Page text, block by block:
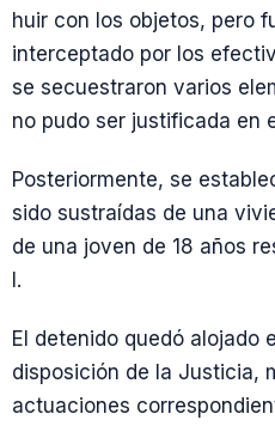
huir con los objetos, pero
interceptado por los
se secuestraron varios
no pudo ser justificada en
Posteriormente, se
sido sustraídas de una
de una joven de 18 años
I.
El detenido quedó alojado
disposición de la Justicia,
actuaciones